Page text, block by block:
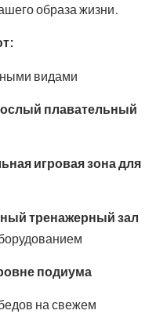
образа жизни.
видами
плавательный
игровая зона для
тренажерный зал
подиума
на свежем